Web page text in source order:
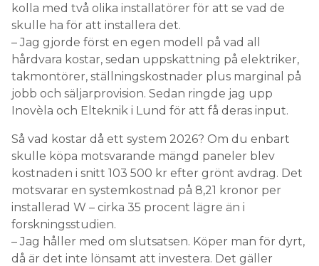
kolla med två olika installatörer för att se vad de
skulle ha för att installera det.
– Jag gjorde först en egen modell på vad all
hårdvara kostar, sedan uppskattning på elektriker,
takmontörer, ställningskostnader plus marginal på
jobb och säljarprovision. Sedan ringde jag upp
Inovèla och Elteknik i Lund för att få deras input.
Så vad kostar då ett system 2026? Om du enbart
skulle köpa motsvarande mängd paneler blev
kostnaden i snitt 103 500 kr efter grönt avdrag. Det
motsvarar en systemkostnad på 8,21 kronor per
installerad W – cirka 35 procent lägre än i
forskningsstudien.
– Jag håller med om slutsatsen. Köper man för dyrt,
då är det inte lönsamt att investera. Det gäller